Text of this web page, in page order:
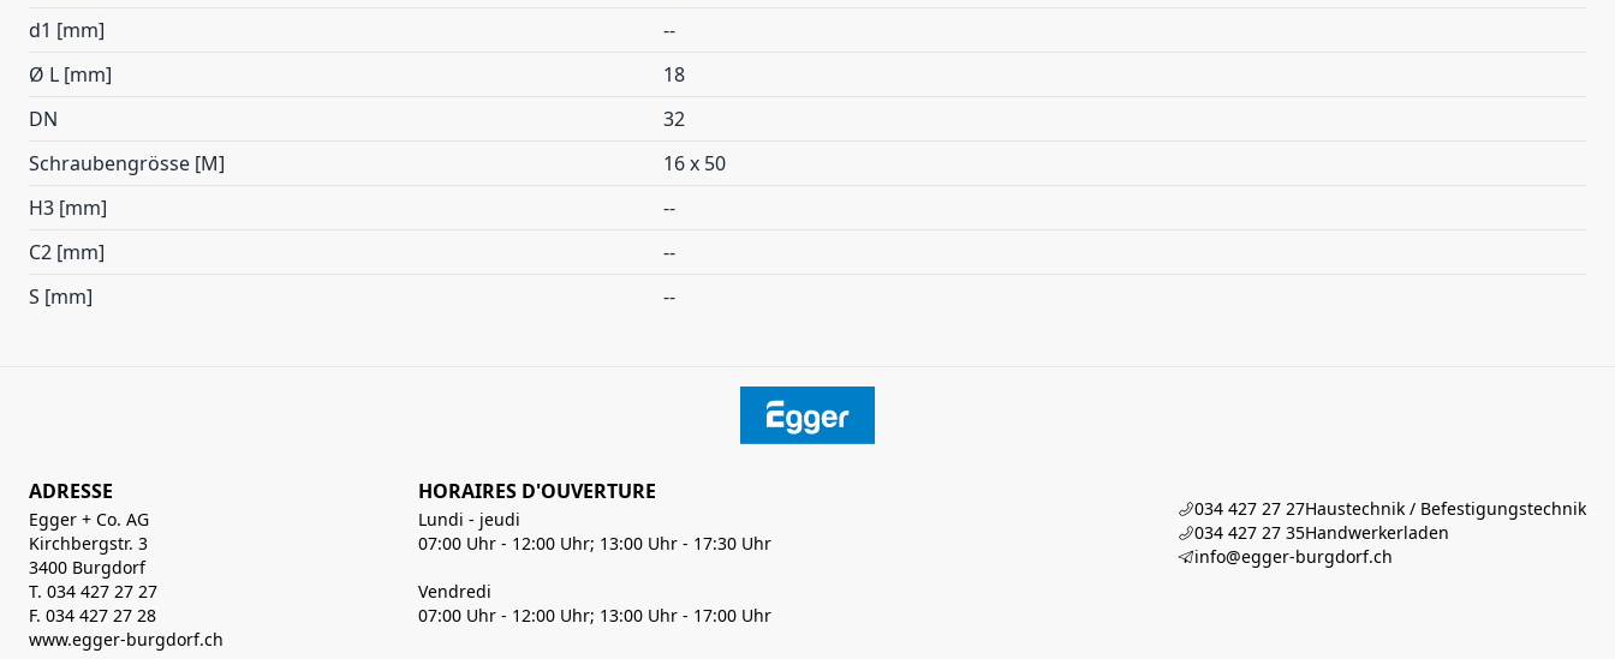
d1 [mm]
--
Ø L [mm]
18
DN
32
Schraubengrösse [M]
16 x 50
H3 [mm]
--
C2 [mm]
--
S [mm]
--
ADRESSE
Egger + Co. AG
Kirchbergstr. 3
3400 Burgdorf
T. 034 427 27 27
F. 034 427 27 28
www.egger-burgdorf.ch
HORAIRES D'OUVERTURE
Lundi - jeudi
07:00 Uhr - 12:00 Uhr; 13:00 Uhr - 17:30 Uhr
Vendredi
07:00 Uhr - 12:00 Uhr; 13:00 Uhr - 17:00 Uhr
034 427 27 27Haustechnik / Befestigungstechnik
034 427 27 35Handwerkerladen
info@egger-burgdorf.ch